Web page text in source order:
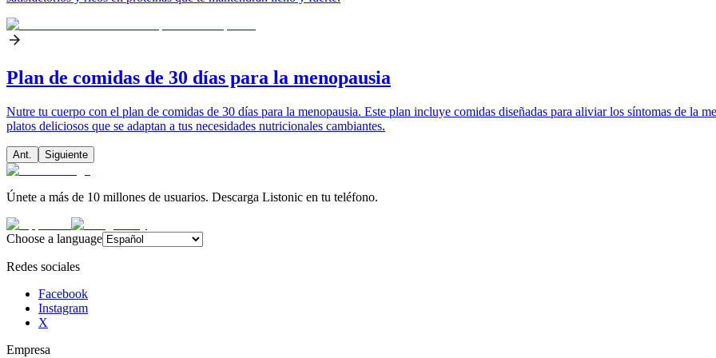
Plan de comidas de 30 días para la menopausia
Nutre tu cuerpo con el plan de comidas de 30 días para la menopausia. Este plan incluye comidas diseñadas para aliviar los síntomas de la
platos deliciosos que se adaptan a tus necesidades nutricionales cambiantes.
Ant. Siguiente
Únete a más de 10 millones de usuarios. Descarga Listonic en tu teléfono.
Choose a language
Redes sociales
Facebook
Instagram
X
Empresa